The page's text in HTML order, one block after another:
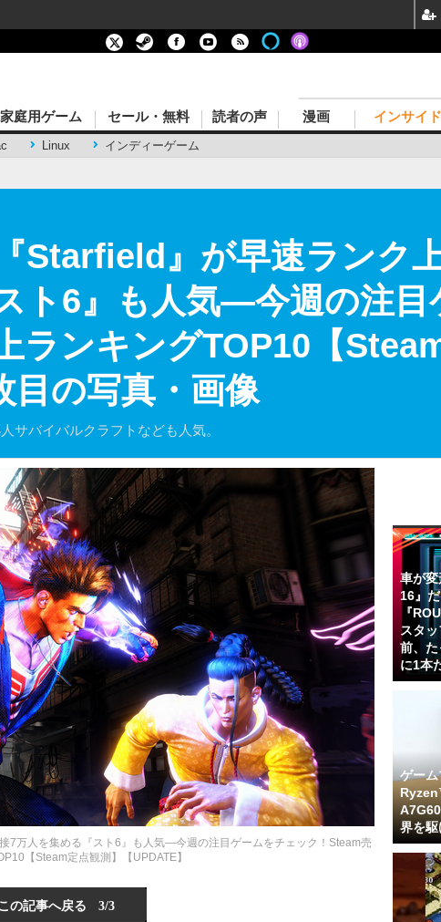
Linux インディーゲーム
家庭用ゲーム セール・無料 読者の声 漫画 インサイド
Starfield』が早速ランク
ト6』も人気―今週の注目
ランキングTOP10【
目の写真・画像
サバイバルクラフトなども人気。
7万人を集める『スト6』も人気―今週の注目ゲームをチェック！Steam売
【Steam定点観測】【UPDATE】
この記事へ戻る 3/3
車が変
16』
『
スタ
前、
に1本
ゲー
界を駆